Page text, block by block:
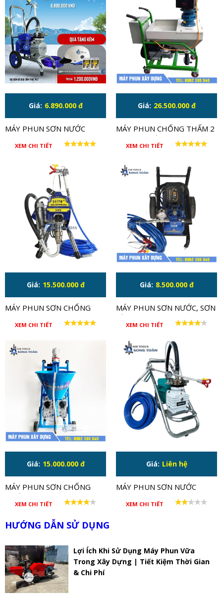
Giá: 6.890.000 đ
MÁY PHUN SƠN NƯỚC
XEM CHI TIẾT
Giá: 26.500.000 đ
MÁY PHUN CHỐNG THẤM 2
THÀNH PHẦN SIKA ST-2A
XEM CHI TIẾT
Giá: 15.500.000 đ
MÁY PHUN SƠN CHỐNG
CHÁY SEITO ST-595
XEM CHI TIẾT
Giá: 8.500.000 đ
MÁY PHUN SƠN NƯỚC, SƠN
DẦU, SƠN EPOXY KT886
XEM CHI TIẾT
Giá: 15.000.000 đ
MÁY PHUN SƠN CHỐNG
THẤM 2 MOTOR JP-806
XEM CHI TIẾT
Giá: Liên hệ
MÁY PHUN SƠN NƯỚC
TƯỜNG NHÀ DÙNG ĐIỆN
220V TAW-991
XEM CHI TIẾT
HƯỚNG DẪN SỬ DỤNG
Lợi Ích Khi Sử Dụng Máy Phun Vữa
Trong Xây Dựng | Tiết Kiệm Thời Gian
& Chi Phí